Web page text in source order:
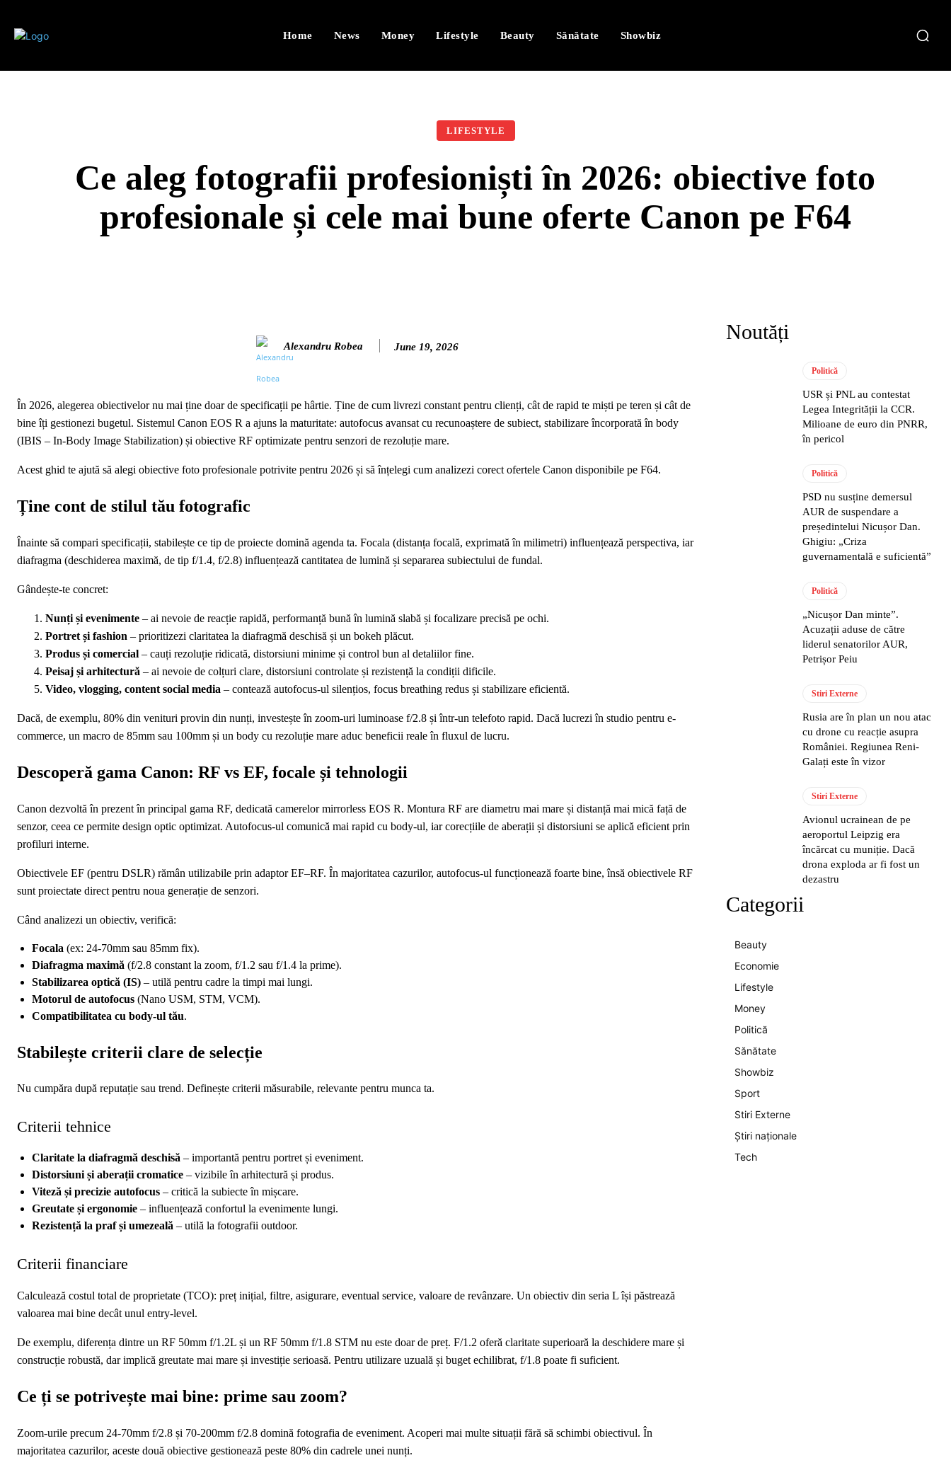
Home News Money Lifestyle Beauty Sănătate Showbiz
LIFESTYLE
Ce aleg fotografii profesioniști în 2026: obiective foto
profesionale și cele mai bune oferte Canon pe F64
Alexandru Robea June 19, 2026
În 2026, alegerea obiectivelor nu mai ține doar de specificații pe hârtie. Ține de cum livrezi constant pentru clienți, cât de rapid te miști pe teren și cât de
bine îți gestionezi bugetul. Sistemul Canon EOS R a ajuns la maturitate: autofocus avansat cu recunoaștere de subiect, stabilizare încorporată în body
(IBIS – In-Body Image Stabilization) și obiective RF optimizate pentru senzori de rezoluție mare.
Acest ghid te ajută să alegi obiective foto profesionale potrivite pentru 2026 și să înțelegi cum analizezi corect ofertele Canon disponibile pe F64.
Ține cont de stilul tău fotografic
Înainte să compari specificații, stabilește ce tip de proiecte domină agenda ta. Focala (distanța focală, exprimată în milimetri) influențează perspectiva, iar
diafragma (deschiderea maximă, de tip f/1.4, f/2.8) influențează cantitatea de lumină și separarea subiectului de fundal.
Gândește-te concret:
Nunți și evenimente – ai nevoie de reacție rapidă, performanță bună în lumină slabă și focalizare precisă pe ochi.
Portret și fashion – prioritizezi claritatea la diafragmă deschisă și un bokeh plăcut.
Produs și comercial – cauți rezoluție ridicată, distorsiuni minime și control bun al detaliilor fine.
Peisaj și arhitectură – ai nevoie de colțuri clare, distorsiuni controlate și rezistență la condiții dificile.
Video, vlogging, content social media – contează autofocus-ul silențios, focus breathing redus și stabilizare eficientă.
Dacă, de exemplu, 80% din venituri provin din nunți, investește în zoom-uri luminoase f/2.8 și într-un telefoto rapid. Dacă lucrezi în studio pentru e-
commerce, un macro de 85mm sau 100mm și un body cu rezoluție mare aduc beneficii reale în fluxul de lucru.
Descoperă gama Canon: RF vs EF, focale și tehnologii
Canon dezvoltă în prezent în principal gama RF, dedicată camerelor mirrorless EOS R. Montura RF are diametru mai mare și distanță mai mică față de
senzor, ceea ce permite design optic optimizat. Autofocus-ul comunică mai rapid cu body-ul, iar corecțiile de aberații și distorsiuni se aplică eficient prin
profiluri interne.
Obiectivele EF (pentru DSLR) rămân utilizabile prin adaptor EF–RF. În majoritatea cazurilor, autofocus-ul funcționează foarte bine, însă obiectivele RF
sunt proiectate direct pentru noua generație de senzori.
Când analizezi un obiectiv, verifică:
Focala (ex: 24-70mm sau 85mm fix).
Diafragma maximă (f/2.8 constant la zoom, f/1.2 sau f/1.4 la prime).
Stabilizarea optică (IS) – utilă pentru cadre la timpi mai lungi.
Motorul de autofocus (Nano USM, STM, VCM).
Compatibilitatea cu body-ul tău.
Stabilește criterii clare de selecție
Nu cumpăra după reputație sau trend. Definește criterii măsurabile, relevante pentru munca ta.
Criterii tehnice
Claritate la diafragmă deschisă – importantă pentru portret și eveniment.
Distorsiuni și aberații cromatice – vizibile în arhitectură și produs.
Viteză și precizie autofocus – critică la subiecte în mișcare.
Greutate și ergonomie – influențează confortul la evenimente lungi.
Rezistență la praf și umezeală – utilă la fotografii outdoor.
Criterii financiare
Calculează costul total de proprietate (TCO): preț inițial, filtre, asigurare, eventual service, valoare de revânzare. Un obiectiv din seria L își păstrează
valoarea mai bine decât unul entry-level.
De exemplu, diferența dintre un RF 50mm f/1.2L și un RF 50mm f/1.8 STM nu este doar de preț. F/1.2 oferă claritate superioară la deschidere mare și
construcție robustă, dar implică greutate mai mare și investiție serioasă. Pentru utilizare uzuală și buget echilibrat, f/1.8 poate fi suficient.
Ce ți se potrivește mai bine: prime sau zoom?
Zoom-urile precum 24-70mm f/2.8 și 70-200mm f/2.8 domină fotografia de eveniment. Acoperi mai multe situații fără să schimbi obiectivul. În
majoritatea cazurilor, aceste două obiective gestionează peste 80% din cadrele unei nunți.
Noutăți
Politică
USR și PNL au contestat
Legea Integrității la CCR.
Milioane de euro din PNRR,
în pericol
Politică
PSD nu susține demersul
AUR de suspendare a
președintelui Nicușor Dan.
Ghigiu: „Criza
guvernamentală e suficientă”
Politică
„Nicușor Dan minte”.
Acuzații aduse de către
liderul senatorilor AUR,
Petrișor Peiu
Stiri Externe
Rusia are în plan un nou atac
cu drone cu reacție asupra
României. Regiunea Reni-
Galați este în vizor
Stiri Externe
Avionul ucrainean de pe
aeroportul Leipzig era
încărcat cu muniție. Dacă
drona exploda ar fi fost un
dezastru
Categorii
Beauty
Economie
Lifestyle
Money
Politică
Sănătate
Showbiz
Sport
Stiri Externe
Știri naționale
Tech